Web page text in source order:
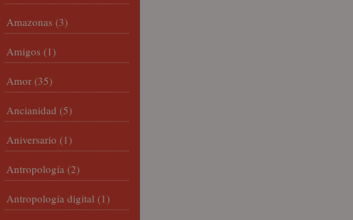
Amazonas (3)
Amigos (1)
Amor (35)
Ancianidad (5)
Aniversario (1)
Antropología (2)
Antropología digital (1)